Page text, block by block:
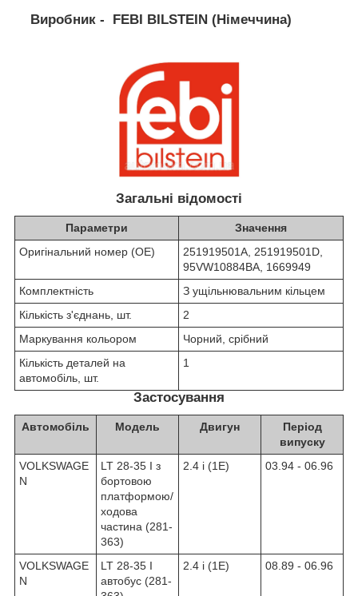
Виробник - FEBI BILSTEIN (Німеччина)
Загальні відомості
Параметри
Значення
Оригінальний номер (OE)
251919501A, 251919501D,
95VW10884BA, 1669949
Комплектність
З ущільнювальним кільцем
Кількість з'єднань, шт.
2
Маркування кольором
Чорний, срібний
Кількість деталей на
автомобіль, шт.
1
Застосування
Автомобіль Модель Двигун
Період
випуску
VOLKSWAGE
N
LT 28-35 I з
бортовою
платформою/
ходова
частина (281-
363)
2.4 i (1E) 03.94 - 06.96
VOLKSWAGE
N
LT 28-35 I
автобус (281-
2.4 i (1E) 08.89 - 06.96